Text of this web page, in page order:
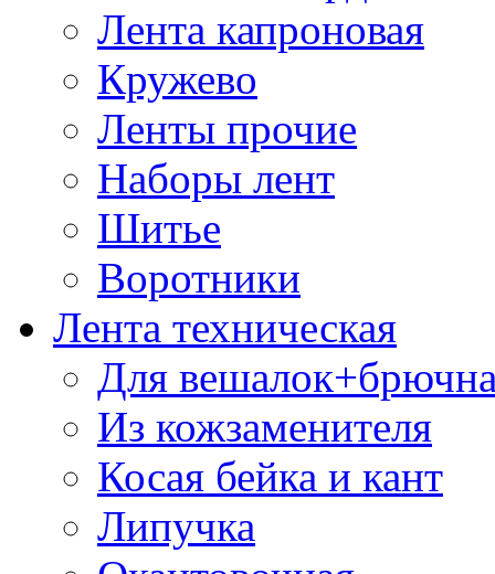
Лента капроновая
Кружево
Ленты прочие
Наборы лент
Шитье
Воротники
Лента техническая
Для
Из кожзаменителя
Косая бейка и кант
Липучка